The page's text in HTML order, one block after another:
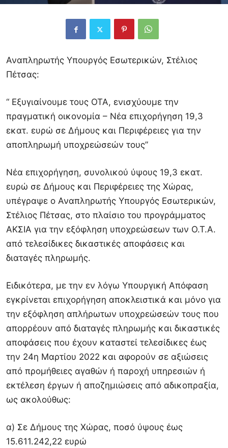
Αναπληρωτής Υπουργός Εσωτερικών, Στέλιος
Πέτσας:
“ Εξυγιαίνουμε τους ΟΤΑ, ενισχύουμε την
πραγματική οικονομία – Νέα επιχορήγηση 19,3
εκατ. ευρώ σε Δήμους και Περιφέρειες για την
αποπληρωμή υποχρεώσεών τους”
Νέα επιχορήγηση, συνολικού ύψους 19,3 εκατ.
ευρώ σε Δήμους και Περιφέρειες της Χώρας,
υπέγραψε ο Αναπληρωτής Υπουργός Εσωτερικών,
Στέλιος Πέτσας, στο πλαίσιο του προγράμματος
ΑΚΣΙΑ για την εξόφληση υποχρεώσεων των Ο.Τ.Α.
από τελεσίδικες δικαστικές αποφάσεις και
διαταγές πληρωμής.
Ειδικότερα, με την εν λόγω Υπουργική Απόφαση
εγκρίνεται επιχορήγηση αποκλειστικά και μόνο για
την εξόφληση απλήρωτων υποχρεώσεών τους που
απορρέουν από διαταγές πληρωμής και δικαστικές
αποφάσεις που έχουν καταστεί τελεσίδικες έως
την 24η Μαρτίου 2022 και αφορούν σε αξιώσεις
από προμήθειες αγαθών ή παροχή υπηρεσιών ή
εκτέλεση έργων ή αποζημιώσεις από αδικοπραξία,
ως ακολούθως:
α) Σε Δήμους της Χώρας, ποσό ύψους έως
15.611.242,22 ευρώ